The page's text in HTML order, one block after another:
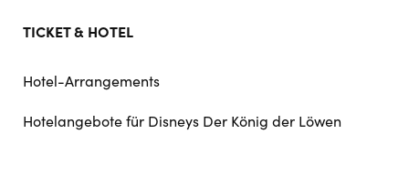
TICKET & HOTEL
Hotel-Arrangements
Hotelangebote für Disneys Der König der Löwen